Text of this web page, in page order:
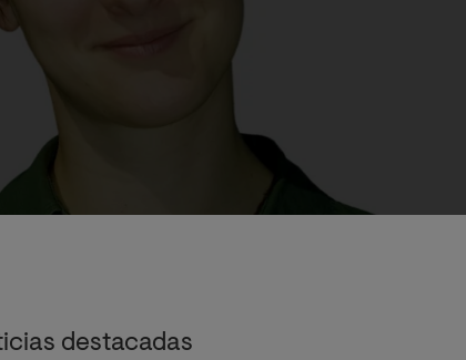
destacadas